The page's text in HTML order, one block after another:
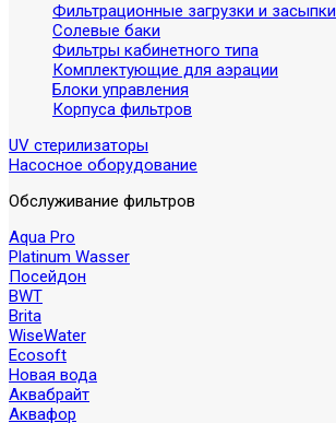
Фильтрационные загрузки и засыпки
Солевые баки
Фильтры кабинетного типа
Комплектующие для аэрации
Блоки управления
Корпуса фильтров
UV стерилизаторы
Насосное оборудование
Обслуживание фильтров
Aqua Pro
Platinum Wasser
Посейдон
BWT
Brita
WiseWater
Ecosoft
Новая вода
Аквабрайт
Аквафор